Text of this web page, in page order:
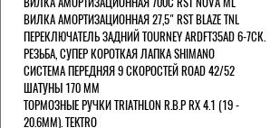
ВИЛКА АМОРТИЗАЦИОННАЯ 27,5" RST BLAZE TNL
ПЕРЕКЛЮЧАТЕЛЬ ЗАДНИЙ TOURNEY ARDFT35AD 6-7СК.
РЕЗЬБА, СУПЕР КОРОТКАЯ ЛАПКА SHIMANO
СИСТЕМА ПЕРЕДНЯЯ 9 СКОРОСТЕЙ ROAD 42/52
ШАТУНЫ 170 ММ
ТОРМОЗНЫЕ РУЧКИ TRIATHLON R.B.P RX 4.1 (19 -
20.6ММ). TEKTRO